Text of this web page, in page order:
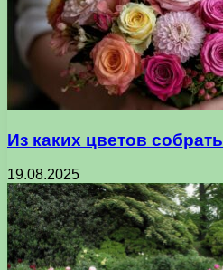
Из каких цветов
19.08.2025